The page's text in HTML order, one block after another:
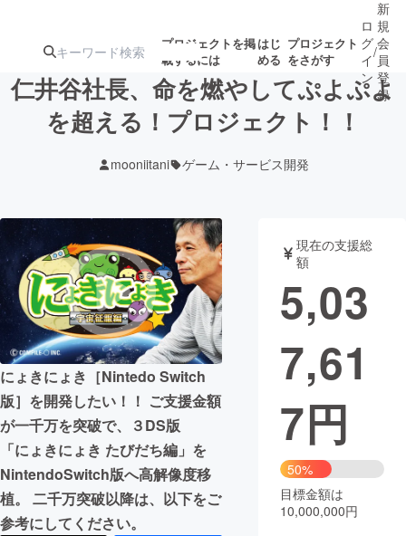
プロジェクトを掲
載するには
はじ
める
プロジェクト
をさがす
ターン
ジェクト
ロジェクト
アート・写真 音楽
テクノロジー・ガジェット ゲーム・サ
映像・映画
ビジネス・起業
まちづくり・地域活性化
CAMPFIRE for Social Good CAMPFIRE Creation
CAMPFIREふるさと納税
コミュニティ
ロ
グ
イ
ン
/
新
規
会
員
登
録
仁井谷社長、命を燃やしてぷよぷよ
を超える！プロジェクト！！
mooniitani ゲーム・サービス開発
にょきにょき［Nintedo Switch
版］を開発したい！！ ご支援金額
が一千万を突破で、３DS版
「にょきにょき たびだち編」を
NintendoSwitch版へ高解像度移
植。 二千万突破以降は、以下をご
参考にしてください。
現在の支援総
額
5,03
7,61
7円
50%
目標金額は
10,000,000円